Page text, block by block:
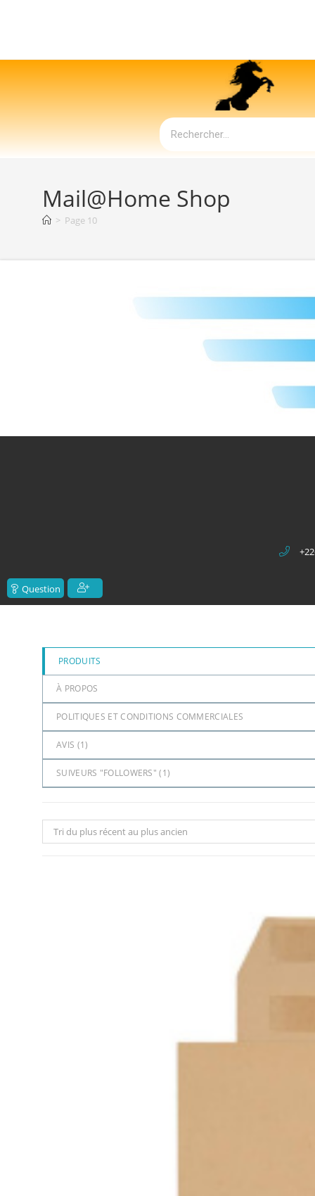
Mail@Home Shop
> Page 10
Question
PRODUITS
À PROPOS
POLITIQUES ET CONDITIONS COMMERCIALES
AVIS (1)
SUIVEURS "FOLLOWERS" (1)
Tri du plus récent au plus ancien